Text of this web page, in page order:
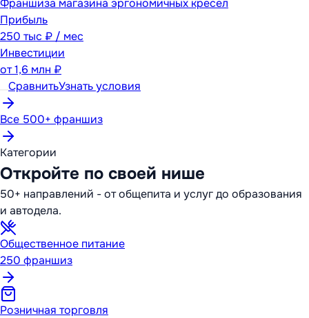
Франшиза магазина эргономичных кресел
Прибыль
250 тыс ₽ / мес
Инвестиции
от1,6 млн ₽
СравнитьУзнать условия
Все 500+ франшиз
Категории
Откройте по своей нише
50+ направлений - от общепита и услуг до образования
и автодела.
Общественное питание
250 франшиз
Розничная торговля